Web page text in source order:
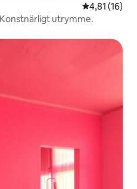
4,81 av 5 i
4,81 (16)
Konstnärligt utrymme.